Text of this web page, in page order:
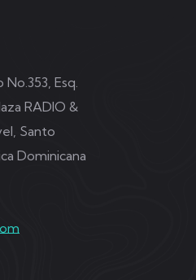
Esq.
RADIO &
Santo
Dominicana